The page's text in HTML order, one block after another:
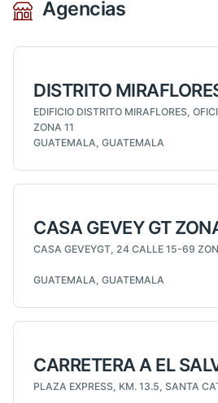
Agencias
DISTRITO
EDIFICIO DISTRITO MIRAFLORES,
ZONA 11
GUATEMALA, GUATEMALA
CASA GEVEY GT
CASA GEVEYGT, 24 CALLE 15-69
GUATEMALA, GUATEMALA
CARRETERA A EL
PLAZA EXPRESS, KM. 13.5, SANTA